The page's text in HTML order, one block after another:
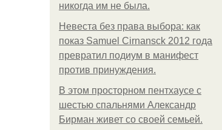
никогда им не была.
Невеста без права выбора: как
показ Samuel Cirnansck 2012 года
превратил подиум в манифест
против принуждения.
В этом просторном пентхаусе с
шестью спальнями Александр
Бирман живет со своей семьей.